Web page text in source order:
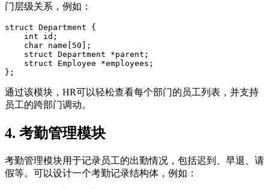
门层级关系，例如：
struct Department {
    int id;
    char name[50];
    struct Department *parent;
    struct Employee *employees;
通过该模块，HR可以轻松查看每个部门的员工列表，并支持
员工的跨部门调动。
4. 考勤管理模块
考勤管理模块用于记录员工的出勤情况，包括迟到、早退、请
假等。可以设计一个考勤记录结构体，例如：